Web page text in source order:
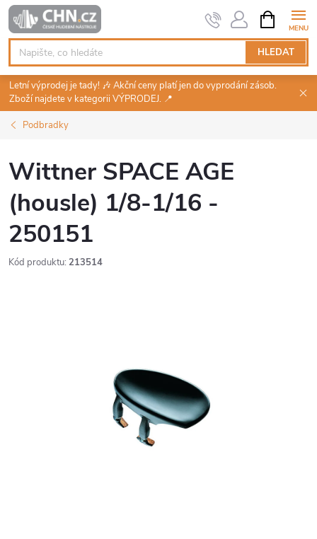
Přejít
na
obsah
HLEDAT
NÁKUPNÍ
KOŠÍK
Letní výprodej je tady! 🎶 Akční ceny platí jen do vyprodání zásob.
Zboží najdete v kategorii VÝPRODEJ. 📍
Podbradky
Wittner SPACE AGE
(housle) 1/8-1/16 -
250151
Kód produktu: 213514